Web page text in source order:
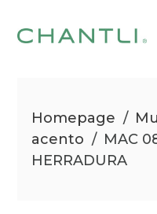
Homepage /
acento / MAC
HERRADURA